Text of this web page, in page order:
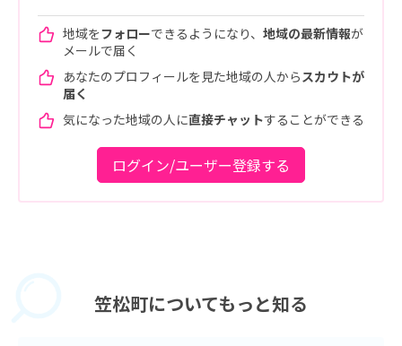
地域をフォローできるようになり、 地域の最新情報が
メールで届く
あなたのプロフィールを見た地域の人からスカウトが
届く
気になった地域の人に直接チャットすることができる
ログイン/ユーザー登録する
笠松町についてもっと知る